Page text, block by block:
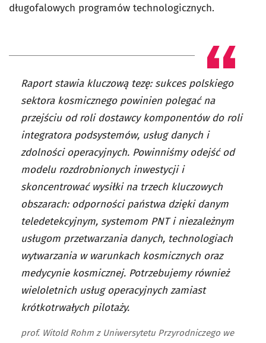
długofalowych programów technologicznych.
Raport stawia kluczową tezę: sukces polskiego
sektora kosmicznego powinien polegać na
przejściu od roli dostawcy komponentów do roli
integratora podsystemów, usług danych i
zdolności operacyjnych. Powinniśmy odejść od
modelu rozdrobnionych inwestycji i
skoncentrować wysiłki na trzech kluczowych
obszarach: odporności państwa dzięki danym
teledetekcyjnym, systemom PNT i niezależnym
usługom przetwarzania danych, technologiach
wytwarzania w warunkach kosmicznych oraz
medycynie kosmicznej. Potrzebujemy również
wieloletnich usług operacyjnych zamiast
krótkotrwałych pilotaży.
prof. Witold Rohm z Uniwersytetu Przyrodniczego we